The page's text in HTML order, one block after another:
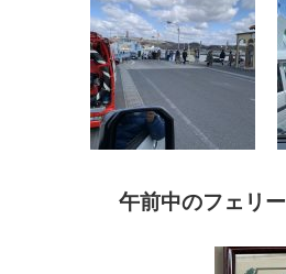
午前中のフェリー